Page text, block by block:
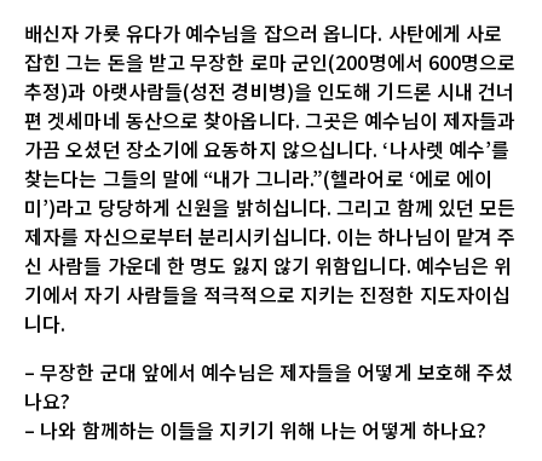
배신자 가룟 유다가 예수님을 잡으러 옵니다. 사탄에게 사로
잡힌 그는 돈을 받고 무장한 로마 군인(200명에서 600명으로
추정)과 아랫사람들(성전 경비병)을 인도해 기드론 시내 건너
편 겟세마네 동산으로 찾아옵니다. 그곳은 예수님이 제자들과
가끔 오셨던 장소기에 요동하지 않으십니다. ‘나사렛 예수’를
찾는다는 그들의 말에 “내가 그니라.”(헬라어로 ‘에로 에이
미’)라고 당당하게 신원을 밝히십니다. 그리고 함께 있던 모든
제자를 자신으로부터 분리시키십니다. 이는 하나님이 맡겨 주
신 사람들 가운데 한 명도 잃지 않기 위함입니다. 예수님은 위
기에서 자기 사람들을 적극적으로 지키는 진정한 지도자이십
니다.
– 무장한 군대 앞에서 예수님은 제자들을 어떻게 보호해 주셨
나요?
– 나와 함께하는 이들을 지키기 위해 나는 어떻게 하나요?